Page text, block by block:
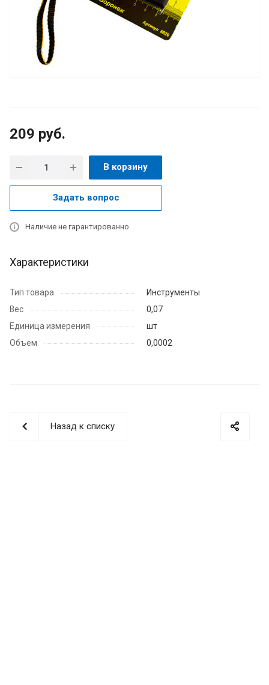
209 руб.
В корзину
Задать вопрос
Наличие не гарантированно
Характеристики
Тип товара
Инструменты
Вес
0,07
Единица измерения
шт
Объем
0,0002
Назад к списку